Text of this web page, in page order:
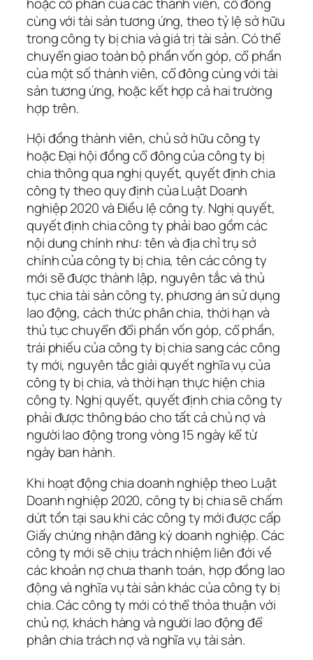
cùng với tài sản tương ứng, theo tỷ lệ sở hữu
trong công ty bị chia và giá trị tài sản. Có thể
chuyển giao toàn bộ phần vốn góp, cổ phần
của một số thành viên, cổ đông cùng với tài
sản tương ứng, hoặc kết hợp cả hai trường
hợp trên.
Hội đồng thành viên, chủ sở hữu công ty
hoặc Đại hội đồng cổ đông của công ty bị
chia thông qua nghị quyết, quyết định chia
công ty theo quy định của Luật Doanh
nghiệp 2020 và Điều lệ công ty. Nghị quyết,
quyết định chia công ty phải bao gồm các
nội dung chính như: tên và địa chỉ trụ sở
chính của công ty bị chia, tên các công ty
mới sẽ được thành lập, nguyên tắc và thủ
tục chia tài sản công ty, phương án sử dụng
lao động, cách thức phân chia, thời hạn và
thủ tục chuyển đổi phần vốn góp, cổ phần,
trái phiếu của công ty bị chia sang các công
ty mới, nguyên tắc giải quyết nghĩa vụ của
công ty bị chia, và thời hạn thực hiện chia
công ty. Nghị quyết, quyết định chia công ty
phải được thông báo cho tất cả chủ nợ và
người lao động trong vòng 15 ngày kể từ
ngày ban hành.
Khi hoạt động chia doanh nghiệp theo Luật
Doanh nghiệp 2020, công ty bị chia sẽ chấm
dứt tồn tại sau khi các công ty mới được cấp
Giấy chứng nhận đăng ký doanh nghiệp. Các
công ty mới sẽ chịu trách nhiệm liên đới về
các khoản nợ chưa thanh toán, hợp đồng lao
động và nghĩa vụ tài sản khác của công ty bị
chia. Các công ty mới có thể thỏa thuận với
chủ nợ, khách hàng và người lao động để
phân chia trách nợ và nghĩa vụ tài sản.